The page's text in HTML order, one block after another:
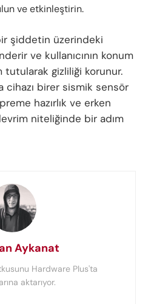
ve etkinleştirin.
şiddetin üzerindeki
ve kullanıcının konum
gizliliği korunur.
cihazı birer sismik sensör
hazırlık ve erken
niteliğinde bir adım
Aykanat
Hardware Plus'ta
aktarıyor.